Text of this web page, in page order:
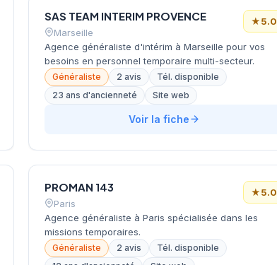
de 5/5 sur Google avec 17 avis clients.
SAS TEAM INTERIM PROVENCE
Marseille
★5.0
Agence généraliste d'intérim à Marseille pour vos
besoins en personnel temporaire multi-secteur.
Généraliste 2 avis
Tél. disponible
23 ans d'ancienneté
Site web
Voir la fiche
PROMAN 143
Paris
★5.0
Agence généraliste à Paris spécialisée dans les
missions temporaires.
Généraliste 2 avis
Tél. disponible